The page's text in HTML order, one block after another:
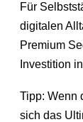
Für
digitalen
Premium
Investition
Tipp: Wenn
sich das